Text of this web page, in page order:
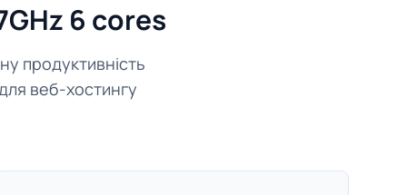
6 cores
продуктивність
веб-хостингу